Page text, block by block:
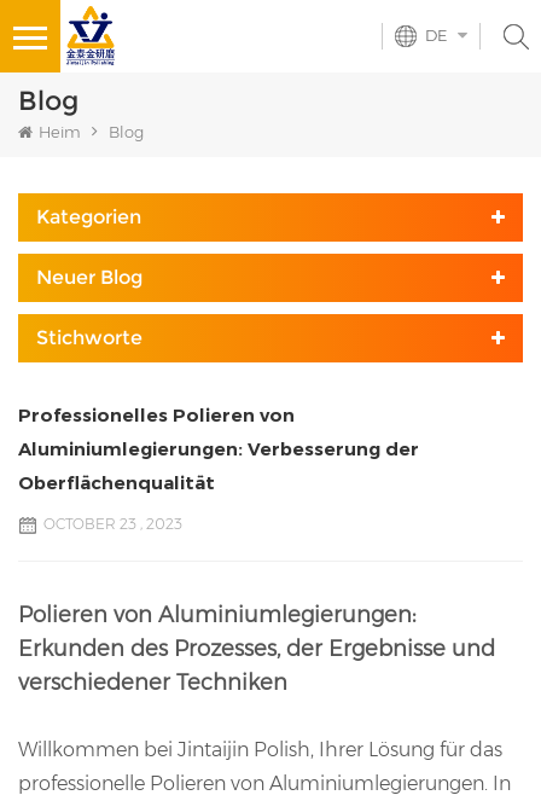
DE
Blog
Heim Blog
Kategorien
Neuer Blog
Stichworte
Professionelles Polieren von
Aluminiumlegierungen: Verbesserung der
Oberflächenqualität
OCTOBER 23 , 2023
Polieren von Aluminiumlegierungen:
Erkunden des Prozesses, der Ergebnisse und
verschiedener Techniken
Willkommen bei Jintaijin Polish, Ihrer Lösung für das
professionelle Polieren von Aluminiumlegierungen. In